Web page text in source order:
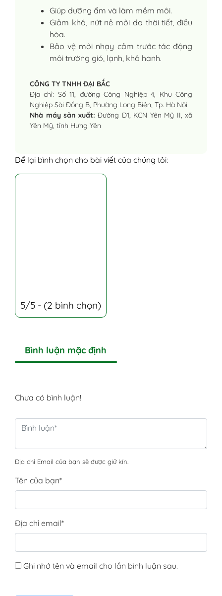
Giúp dưỡng ẩm và làm mềm môi.
Giảm khô, nứt nẻ môi do thời tiết, điều
hòa.
Bảo vệ môi nhạy cảm trước tác động
môi trường gió, lạnh, khô hanh.
CÔNG TY TNHH ĐẠI BẮC
Địa chỉ: Số 11, đường Công Nghiệp 4, Khu Công
Nghiệp Sài Đồng B, Phường Long Biên, Tp. Hà Nội
Nhà máy sản xuất: Đường D1, KCN Yên Mỹ II, xã
Yên Mỹ, tỉnh Hưng Yên
Để lại bình chọn cho bài viết của chúng tôi:
5/5 - (2 bình chọn)
Bình luận mặc định
Chưa có bình luận!
Địa chỉ Email của bạn sẽ được giữ kín.
Tên của bạn*
Địa chỉ email*
Ghi nhớ tên và email cho lần bình luận sau.